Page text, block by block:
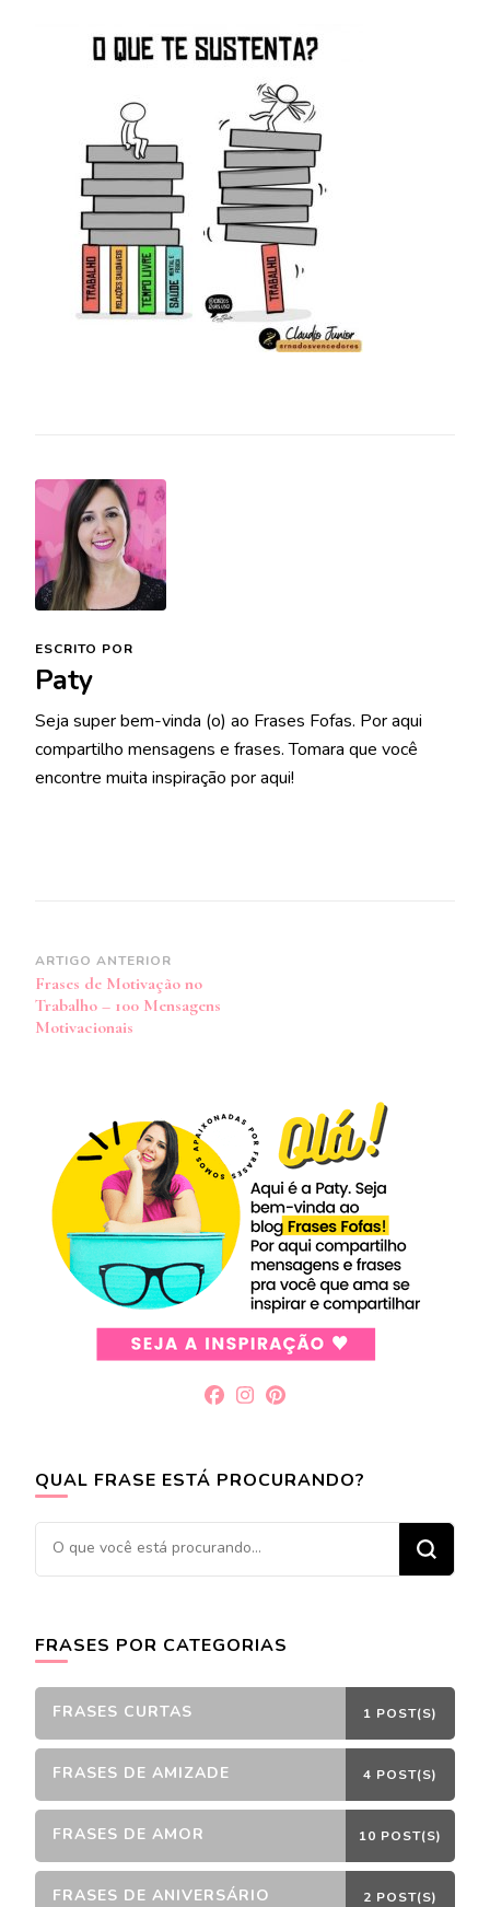
ESCRITO POR
Paty
Seja super bem-vinda (o) ao Frases Fofas. Por aqui
compartilho mensagens e frases. Tomara que você
encontre muita inspiração por aqui!
Navegação
de
post
ARTIGO ANTERIOR
Frases de Motivação no
Trabalho – 100 Mensagens
Motivacionais
QUAL FRASE ESTÁ PROCURANDO?
Procurando
algo?
FRASES POR CATEGORIAS
FRASES CURTAS 1 POST(S)
FRASES DE AMIZADE 4 POST(S)
FRASES DE AMOR 10 POST(S)
FRASES DE ANIVERSÁRIO 2 POST(S)